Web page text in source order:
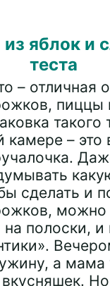
яблок и
теста
– отличная
пиццы
такого
камере – это
сделать и
можно
на полоски, и
а мама
вкусняшек.